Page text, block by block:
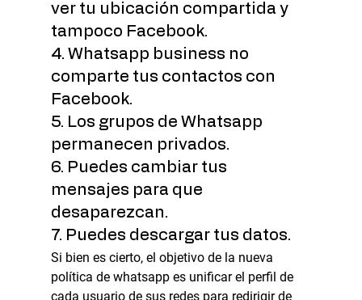
ver tu ubicación compartida y
tampoco Facebook.
4. Whatsapp business no
comparte tus contactos con
Facebook.
5. Los grupos de Whatsapp
permanecen privados.
6. Puedes cambiar tus
mensajes para que
desaparezcan.
7. Puedes descargar tus datos.
Si bien es cierto, el objetivo de la nueva
política de whatsapp es unificar el perfil de
cada usuario de sus redes para redirigir de